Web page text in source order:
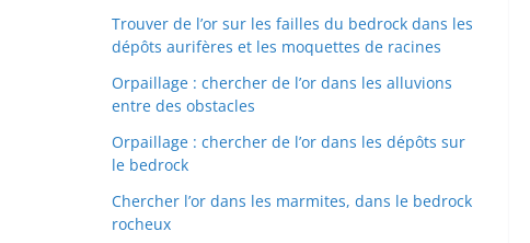
Trouver de l’or sur les failles du bedrock dans les
dépôts aurifères et les moquettes de racines
Orpaillage : chercher de l’or dans les alluvions
entre des obstacles
Orpaillage : chercher de l’or dans les dépôts sur
le bedrock
Chercher l’or dans les marmites, dans le bedrock
rocheux